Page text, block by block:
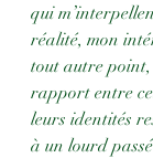
qui
réalité, mon
tout autre point,
rapport entre
leurs identités
à un lourd